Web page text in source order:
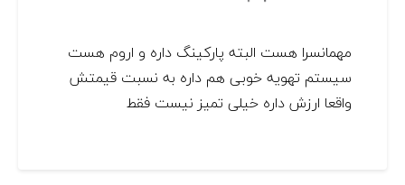
مهمانسرا هست البته پارکینگ داره و اروم هست
سیستم تهویه خوبی هم داره به نسبت قیمتش
واقعا ارزش داره خیلی تمیز نیست فقط